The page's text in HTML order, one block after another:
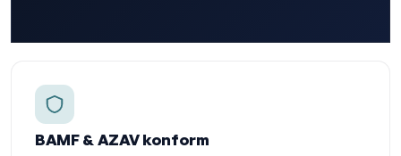
BAMF & AZAV konform